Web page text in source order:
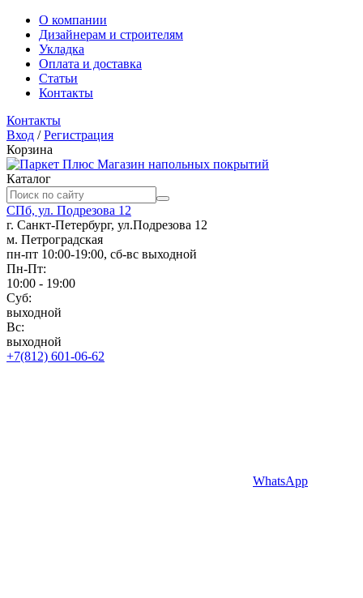
О компании
Дизайнерам и строителям
Укладка
Оплата и доставка
Статьи
Контакты
Контакты
Вход /Регистрация
Корзина
Магазин напольных покрытий
Каталог
СПб, ул. Подрезова 12
г. Санкт-Петербург, ул.Подрезова 12
м. Петроградская
пн-пт 10:00-19:00, сб-вс выходной
Пн-Пт:
10:00 - 19:00
Суб:
выходной
Вс:
выходной
+7(812) 601-06-62
WhatsApp